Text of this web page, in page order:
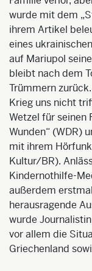
wurde mit dem
ihrem Artikel
eines
auf Mariupol
bleibt nach dem
Trümmern
Krieg uns nicht
Wetzel für seinen
Wunden“ (WDR)
mit ihrem
Kultur/BR).
Kindernothilfe-
außerdem
herausragende
wurde
vor allem die
Griechenland